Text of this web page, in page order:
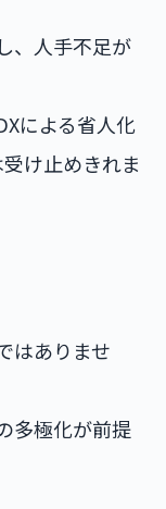
、人手不足が
による省人化
け止めきれま
はありませ
多極化が前提